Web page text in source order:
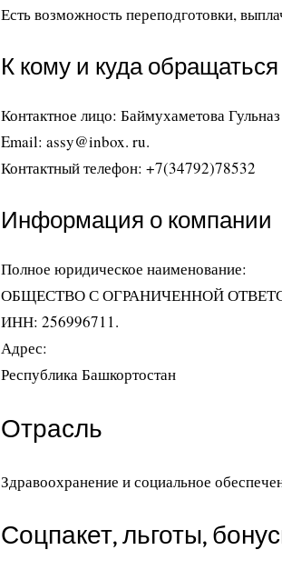
Есть возможность переподготовки,
К кому и куда обращаться
Контактное лицо: Баймухаметова
Email: assy@inbox. ru.
Контактный телефон: +7(34792)78532
Информация о компании
Полное юридическое наименование:
ОБЩЕСТВО С ОГРАНИЧЕННОЙ
ИНН: 256996711.
Адрес:
Республика Башкортостан
Отрасль
Здравоохранение и социальное
Соцпакет, льготы,